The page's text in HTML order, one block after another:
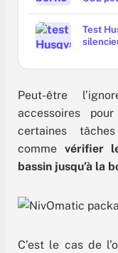
Test
Peut-être
accessoires
certaines
comme vérifier
bassin jusqu’à la
C’est le cas de